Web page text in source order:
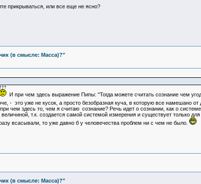
прикрываться, или все еще не ясно?
(в смысле: Масса)?"
И при чем здесь выражение Пипы: "Тогда можете считать сознание чем
- это уже не кусок, а просто безобразная куча, в которую все намешано от
чем здесь то, чем я считаю сознание? Речь идет о сознании, как о
т.к. создается самой системой измерения и существует только
всасывали, то уже давно б у человечества проблем ни с чем не было.
(в смысле: Масса)?"